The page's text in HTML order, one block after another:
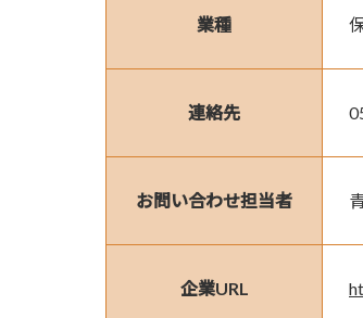
業種
連絡先
お問い合わせ担当者
企業URL